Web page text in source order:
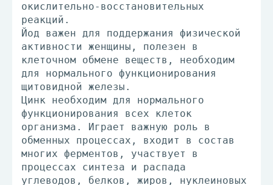
окислительно-восстановительных
реакций.
Йод важен для поддержания физической
активности женщины, полезен в
клеточном обмене веществ, необходим
для нормального функционирования
щитовидной железы.
Цинк необходим для нормального
функционирования всех клеток
организма. Играет важную роль в
обменных процессах, входит в состав
многих ферментов, участвует в
процессах синтеза и распада
углеводов, белков, жиров, нуклеиновых